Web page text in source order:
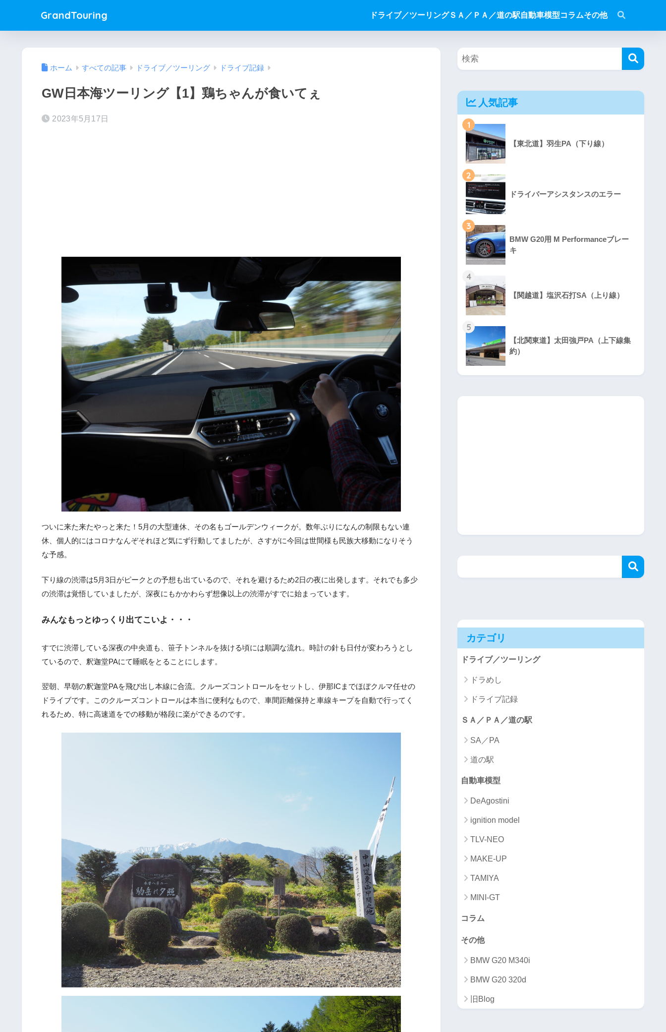
GrandTouring ドライブ／ツーリングＳＡ／ＰＡ／道の駅自動車模型コラムその他
ホーム すべての記事 ドライブ／ツーリング ドライブ記録
GW日本海ツーリング【1】鶏ちゃんが食いてぇ
2023年5月17日
ついに来た来たやっと来た！5月の大型連休、その名もゴールデンウィークが。数年ぶりになんの制限もない連
休、個人的にはコロナなんぞそれほど気にず行動してましたが、さすがに今回は世間様も民族大移動になりそう
な予感。
下り線の渋滞は5月3日がピークとの予想も出ているので、それを避けるため2日の夜に出発します。それでも多少
の渋滞は覚悟していましたが、深夜にもかかわらず想像以上の渋滞がすでに始まっています。
みんなもっとゆっくり出てこいよ・・・
すでに渋滞している深夜の中央道も、笹子トンネルを抜ける頃には順調な流れ。時計の針も日付が変わろうとし
ているので、釈迦堂PAにて睡眠をとることにします。
翌朝、早朝の釈迦堂PAを飛び出し本線に合流。クルーズコントロールをセットし、伊那ICまでほぼクルマ任せの
ドライブです。このクルーズコントロールは本当に便利なもので、車間距離保持と車線キープを自動で行ってく
れるため、特に高速道をでの移動が格段に楽ができるのです。
人気記事
1
【東北道】羽生PA（下り線）
2
ドライバーアシスタンスのエラー
3
BMW G20用 M Performanceブレー
キ
4
【関越道】塩沢石打SA（上り線）
5
【北関東道】太田強戸PA（上下線集
約）
カテゴリ
ドライブ／ツーリング
ドラめし
ドライブ記録
ＳＡ／ＰＡ／道の駅
SA／PA
道の駅
自動車模型
DeAgostini
ignition model
TLV-NEO
MAKE-UP
TAMIYA
MINI-GT
コラム
その他
BMW G20 M340i
BMW G20 320d
旧Blog